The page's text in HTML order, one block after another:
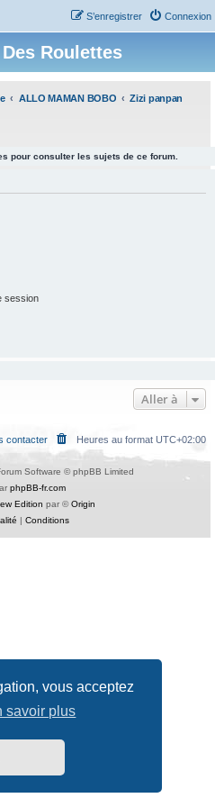
vous acceptez
savoir plus
Connexion
S’enregistrer
Roulettes
ALLO MAMAN BOBO Zizi panpan
pour consulter les sujets de ce forum.
session
Aller à
Heures au format UTC+02:00
contacter
Software © phpBB Limited
phpBB-fr.com
Edition par ©Origin
| Conditions